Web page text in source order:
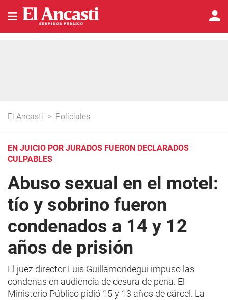
El Ancasti > Policiales
EN JUICIO POR JURADOS FUERON DECLARADOS
CULPABLES
Abuso sexual en el motel:
tío y sobrino fueron
condenados a 14 y 12
años de prisión
El juez director Luis Guillamondegui impuso las
condenas en audiencia de cesura de pena. El
Ministerio Público pidió 15 y 13 años de cárcel. La